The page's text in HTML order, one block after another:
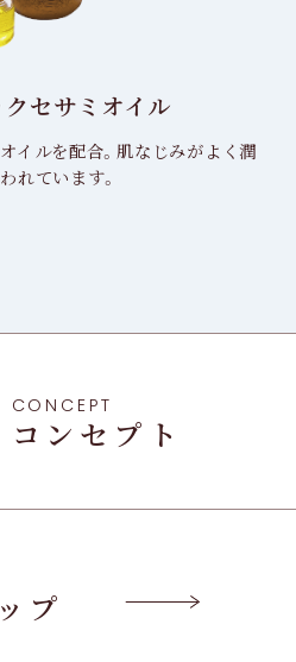
セサミオイル
イルを配合。肌なじみがよく潤
れています。
CONCEPT
コンセプト
プ